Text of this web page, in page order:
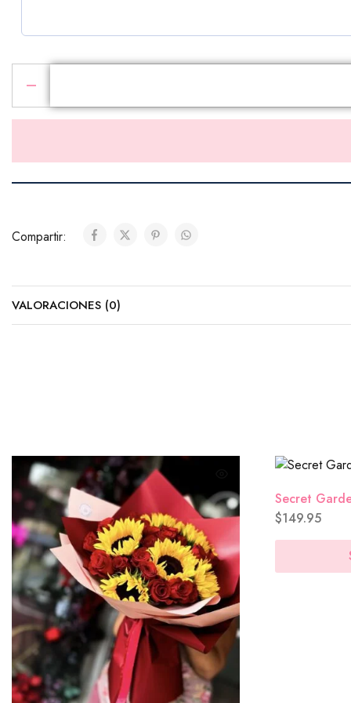
PRODUCTOS ADICIONALES
Sencilla($0.00)
Aniversario($0.00)
Compartir:
VALORACIONES (0)
Secret
$149.95